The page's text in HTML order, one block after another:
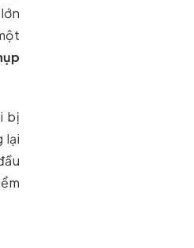
bị
lại